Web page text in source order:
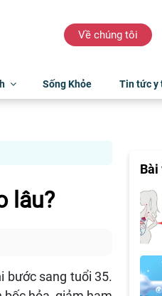
Về chúng tôi
Sống Khỏe Tin tức y
lâu?
bước sang tuổi 35.
Bài